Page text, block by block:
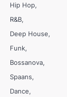
Hip Hop
R&B
Deep House
Funk
Bossanova
Spaans
Dance